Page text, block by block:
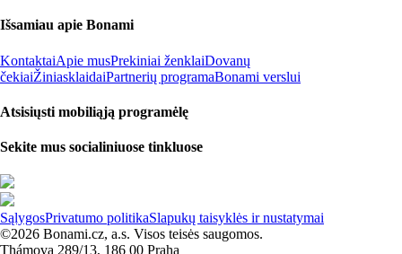
Išsamiau apie Bonami
KontaktaiApie musPrekiniai ženklaiDovanų
čekiaiŽiniasklaidaiPartnerių programaBonami verslui
Atsisiųsti mobiliąją programėlę
Sekite mus socialiniuose tinkluose
SąlygosPrivatumo politikaSlapukų taisyklės ir nustatymai
©2026 Bonami.cz, a.s. Visos teisės saugomos.
Thámova 289/13, 186 00 Praha